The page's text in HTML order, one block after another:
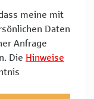
meine mit
Daten
Anfrage
Die Hinweise